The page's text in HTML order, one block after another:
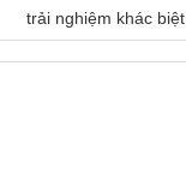
trải nghiệm khác biệt